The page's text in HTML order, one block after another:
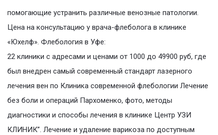
помогающие устранить различные венозные патологии.
Цена на консультацию у врача-флеболога в клинике
«Юхелф». Флебология в Уфе:
22 клиники с адресами и ценами от 1000 до 49900 руб, где
был внедрен самый современный стандарт лазерного
лечения вен по Клиника современной флебологии Лечение
без боли и операций Пархоменко, фото, методы
диагностики и способы лечения в клинике Центр УЗИ
КЛИНИК”. Лечение и удаление варикоза по доступным